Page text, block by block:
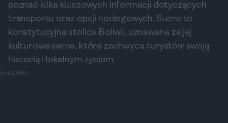
poznać kilka kluczowych informacji dotyczących
transportu oraz opcji noclegowych. Sucre to
konstytucyjna stolica Boliwii, uznawana za jej
kulturowe serce, które zachwyca turystów swoją
historią i lokalnym życiem.
REKLAMA